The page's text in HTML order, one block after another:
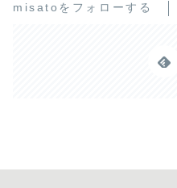
misatoをフォローする